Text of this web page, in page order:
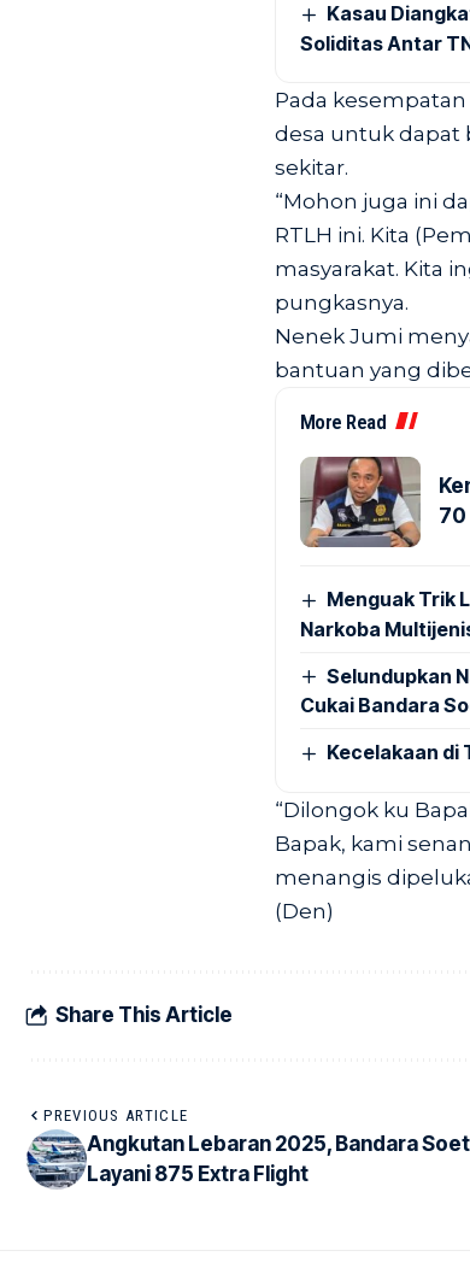
Kasau
Soliditas Antar
Pada
desa untuk dapat
sekitar.
“Mohon juga ini
RTLH ini. Kita
masyarakat. Kita
pungkasnya.
Nenek Jumi
bantuan yang
More Read
70
Menguak Trik
Narkoba
Selundupkan
Cukai Bandara
Kecelakaan di
“Dilongok ku
Bapak, kami
menangis
(Den)
Share This Article
PREVIOUS ARTICLE
Angkutan Lebaran 2025, Bandara
Layani 875 Extra Flight